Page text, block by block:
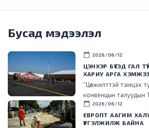
Бусад мэдээлэл
calendar_today 2026/06/12
ЦЭНХЭР БҮСЭД ГАЛ
ХАРИУ АРГА
СУРГУУЛИЙГ
“Цөлжилттэй тэмцэх
конвенцын талуудын
хурал (COP17)
бүсэд гал түймэр
хэмжээ зохион
calendar_today 2026/06/12
ЕВРОПТ ААГИМ
ҮРГЭЛЖИЛЖ БАЙНА